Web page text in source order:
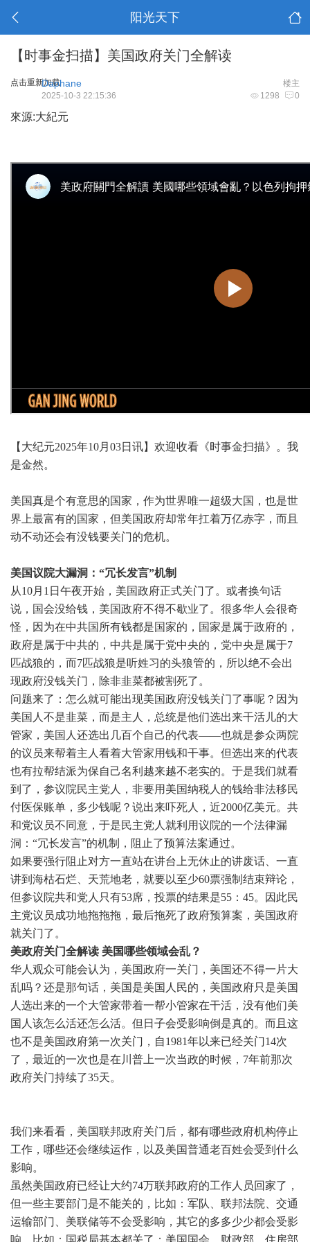
阳光天下
【时事金扫描】美国政府关门全解读
点击重新加载 楼主
Daphane
1298 0
2025-10-3 22:15:36
來源:大紀元
【大纪元2025年10月03日讯】欢迎收看《时事金扫描》。我
是金然。
美国真是个有意思的国家，作为世界唯一超级大国，也是世
界上最富有的国家，但美国政府却常年扛着万亿赤字，而且
动不动还会有没钱要关门的危机。
美国议院大漏洞：“冗长发言”机制
从10月1日午夜开始，美国政府正式关门了。或者换句话
说，国会没给钱，美国政府不得不歇业了。很多华人会很奇
怪，因为在中共国所有钱都是国家的，国家是属于政府的，
政府是属于中共的，中共是属于党中央的，党中央是属于7
匹战狼的，而7匹战狼是听姓习的头狼管的，所以绝不会出
现政府没钱关门，除非韭菜都被割死了。
问题来了：怎么就可能出现美国政府没钱关门了事呢？因为
美国人不是韭菜，而是主人，总统是他们选出来干活儿的大
管家，美国人还选出几百个自己的代表——也就是参众两院
的议员来帮着主人看着大管家用钱和干事。但选出来的代表
也有拉帮结派为保自己名利越来越不老实的。于是我们就看
到了，参议院民主党人，非要用美国纳税人的钱给非法移民
付医保账单，多少钱呢？说出来吓死人，近2000亿美元。共
和党议员不同意，于是民主党人就利用议院的一个法律漏
洞：“冗长发言”的机制，阻止了预算法案通过。
如果要强行阻止对方一直站在讲台上无休止的讲废话、一直
讲到海枯石烂、天荒地老，就要以至少60票强制结束辩论，
但参议院共和党人只有53席，投票的结果是55：45。因此民
主党议员成功地拖拖拖，最后拖死了政府预算案，美国政府
就关门了。
美政府关门全解读 美国哪些领域会乱？
华人观众可能会认为，美国政府一关门，美国还不得一片大
乱吗？还是那句话，美国是美国人民的，美国政府只是美国
人选出来的一个大管家带着一帮小管家在干活，没有他们美
国人该怎么活还怎么活。但日子会受影响倒是真的。而且这
也不是美国政府第一次关门，自1981年以来已经关门14次
了，最近的一次也是在川普上一次当政的时候，7年前那次
政府关门持续了35天。
我们来看看，美国联邦政府关门后，都有哪些政府机构停止
工作，哪些还会继续运作，以及美国普通老百姓会受到什么
影响。
虽然美国政府已经让大约74万联邦政府的工作人员回家了，
但一些主要部门是不能关的，比如：军队、联邦法院、交通
运输部门、美联储等不会受影响，其它的多多少少都会受影
响。比如：国税局基本都关了；美国国会、财政部、住房部